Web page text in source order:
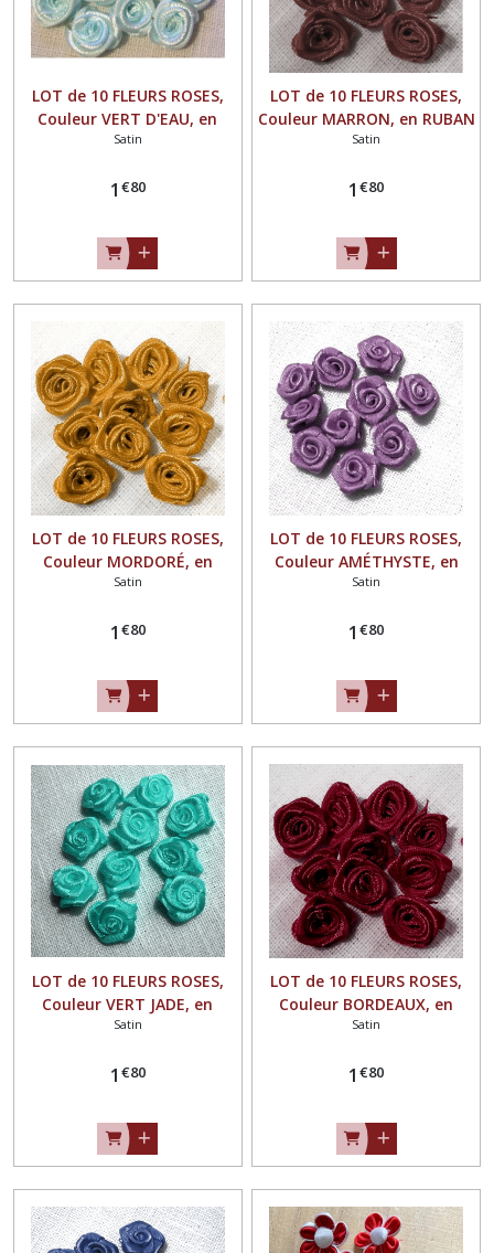
LOT de 10 FLEURS ROSES,
Couleur VERT D'EAU, en
RUBAN SATIN ** 15 mm **
Satin
1 €80
LOT de 10 FLEURS ROSES,
Couleur MARRON, en RUBAN
SATIN ** 15 mm ** à
Satin
1 €80
LOT de 10 FLEURS ROSES,
Couleur MORDORÉ, en
RUBAN SATIN ** 15 mm **
Satin
1 €80
LOT de 10 FLEURS ROSES,
Couleur AMÉTHYSTE, en
RUBAN SATIN ** 15 mm **
Satin
1 €80
LOT de 10 FLEURS ROSES,
Couleur VERT JADE, en
RUBAN SATIN ** 15 mm **
Satin
1 €80
LOT de 10 FLEURS ROSES,
Couleur BORDEAUX, en
RUBAN SATIN ** 15 mm **
Satin
1 €80